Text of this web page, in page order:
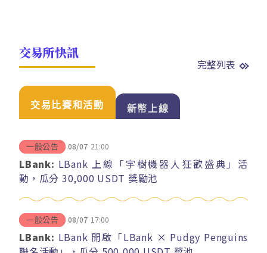
交易所快訊
完整列表
交易比賽和活動 新幣上線
一般公告 08/07 21:00
LBank: LBank 上線「宇樹機器人狂歡盛典」活
動，瓜分 30,000 USDT 獎勵池
一般公告 08/07 17:00
LBank: LBank 開啟「LBank × Pudgy Penguins